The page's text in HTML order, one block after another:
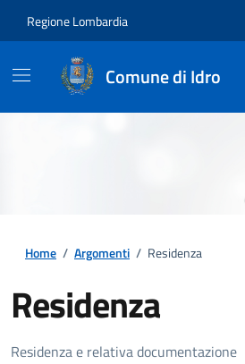
Regione Lombardia
Comune di Idro
Home / Argomenti / Residenza
Residenza
Residenza e relativa documentazione